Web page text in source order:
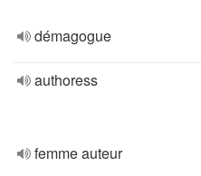
démagogue
authoress
femme auteur